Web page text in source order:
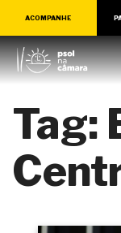
ACOMPANHE
Tag: